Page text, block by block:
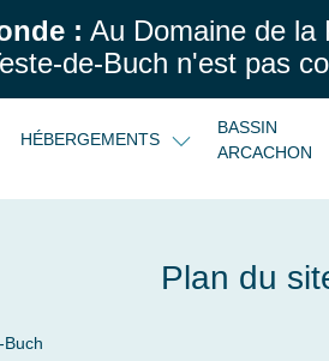
: Au Domaine de la
de-Buch n'est pas
HÉBERGEMENTS
BASSIN
ARCACHON
Plan du
Buch